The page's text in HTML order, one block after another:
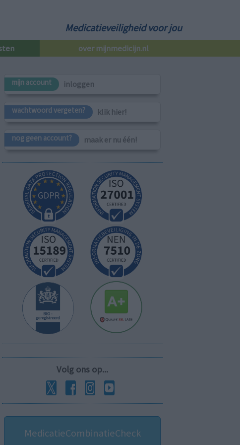
Medicatieveiligheid voor jou
over mijnmedicijn.nl
mijn account inloggen
wachtwoord vergeten? klik hier!
nog geen account? maak er nu één!
Volg ons op...
MedicatieCombinatieCheck